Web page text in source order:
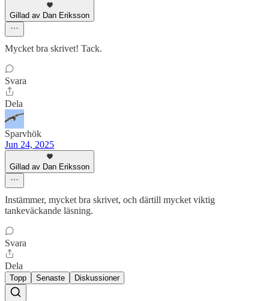
Gillad av Dan Eriksson
Mycket bra skrivet! Tack.
Svara
Dela
Sparvhök
Jun 24, 2025
Gillad av Dan Eriksson
Instämmer, mycket bra skrivet, och därtill mycket viktig
tankeväckande läsning.
Svara
Dela
Topp Senaste Diskussioner